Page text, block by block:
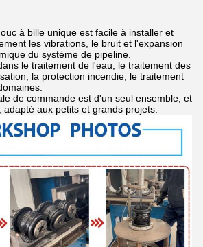
à bille unique est facile à installer et
les vibrations, le bruit et l'expansion
du système de pipeline.
le traitement de l'eau, le traitement des
la protection incendie, le traitement
de commande est d'un seul ensemble, et
aux petits et grands projets.